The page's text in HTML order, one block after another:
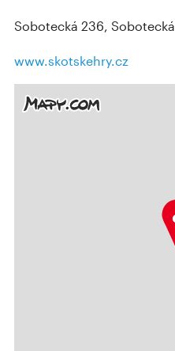
Sobotecká 236, Sobotecká
www.skotskehry.cz